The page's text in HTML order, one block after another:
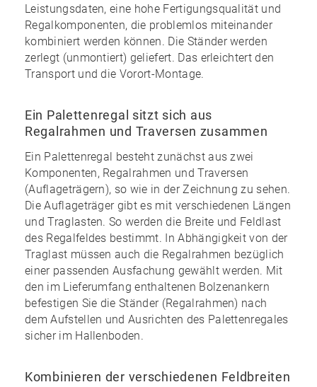
Leistungsdaten, eine hohe Fertigungsqualität und
Regalkomponenten, die problemlos miteinander
kombiniert werden können. Die Ständer werden
zerlegt (unmontiert) geliefert. Das erleichtert den
Transport und die Vorort-Montage.
Ein Palettenregal sitzt sich aus
Regalrahmen und Traversen zusammen
Ein Palettenregal besteht zunächst aus zwei
Komponenten, Regalrahmen und Traversen
(Auflageträgern), so wie in der Zeichnung zu sehen.
Die Auflageträger gibt es mit verschiedenen Längen
und Traglasten. So werden die Breite und Feldlast
des Regalfeldes bestimmt. In Abhängigkeit von der
Traglast müssen auch die Regalrahmen bezüglich
einer passenden Ausfachung gewählt werden. Mit
den im Lieferumfang enthaltenen Bolzenankern
befestigen Sie die Ständer (Regalrahmen) nach
dem Aufstellen und Ausrichten des Palettenregales
sicher im Hallenboden.
Kombinieren der verschiedenen Feldbreiten